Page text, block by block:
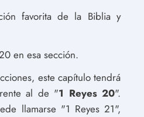
favorita de la Biblia y
en esa sección.
este capítulo tendrá
al de "1 Reyes 20".
llamarse "1 Reyes 21",